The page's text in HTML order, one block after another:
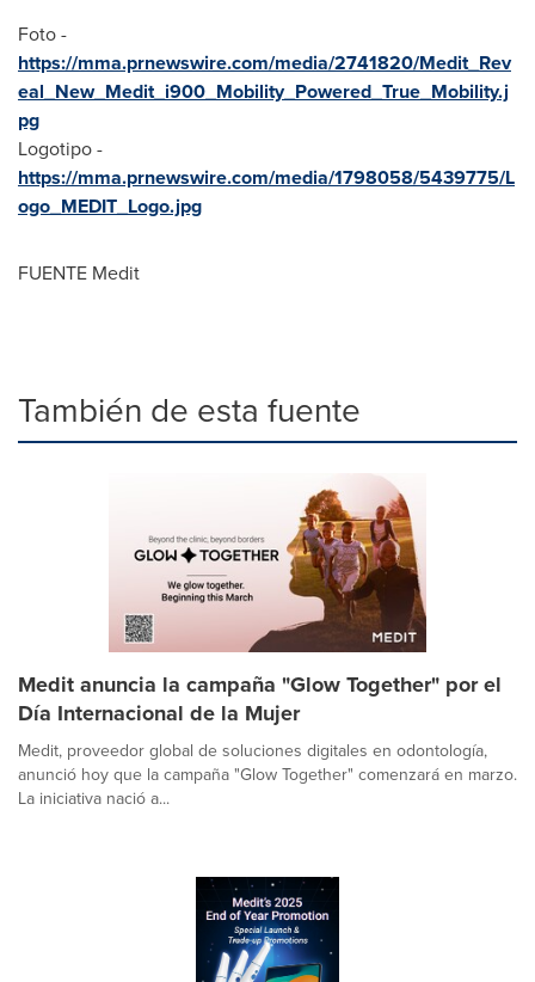
Foto -
https://mma.prnewswire.com/media/2741820/Medit_Rev
eal_New_Medit_i900_Mobility_Powered_True_Mobility.j
pg
Logotipo -
https://mma.prnewswire.com/media/1798058/5439775/L
ogo_MEDIT_Logo.jpg
FUENTE Medit
También de esta fuente
Medit anuncia la campaña "Glow Together" por el
Día Internacional de la Mujer
Medit, proveedor global de soluciones digitales en odontología,
anunció hoy que la campaña "Glow Together" comenzará en marzo.
La iniciativa nació a...